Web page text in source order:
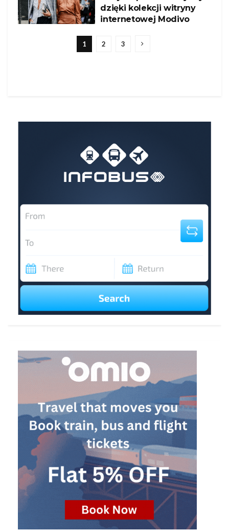
dzięki kolekcji witryny
internetowej Modivo
1 2 3